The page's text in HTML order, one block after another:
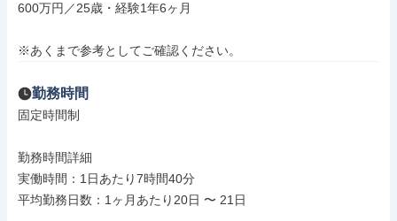
600万円／25歳・経験1年6ヶ月
※あくまで参考としてご確認ください。
勤務時間
固定時間制
勤務時間詳細
実働時間：1日あたり7時間40分
平均勤務日数：1ヶ月あたり20日 〜 21日